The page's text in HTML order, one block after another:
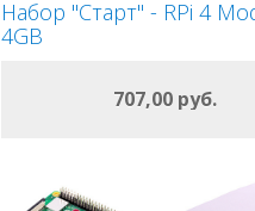
Набор "Старт" - RPi 4
4GB
707,00 руб.